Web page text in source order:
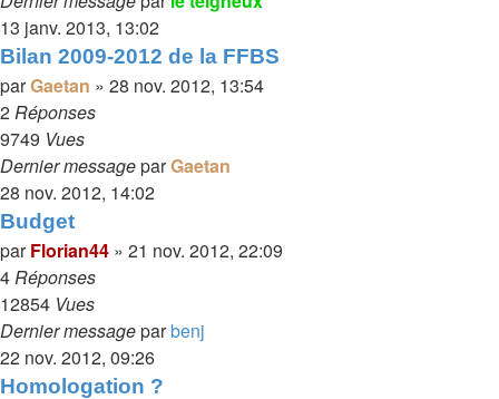
13 janv. 2013, 13:02
Bilan 2009-2012 de la FFBS
parGaetan » 28 nov. 2012, 13:54
2Réponses
9749 Vues
Dernier messageparGaetan
28 nov. 2012, 14:02
Budget
parFlorian44 » 21 nov. 2012, 22:09
4Réponses
12854 Vues
Dernier messageparbenj
22 nov. 2012, 09:26
Homologation ?